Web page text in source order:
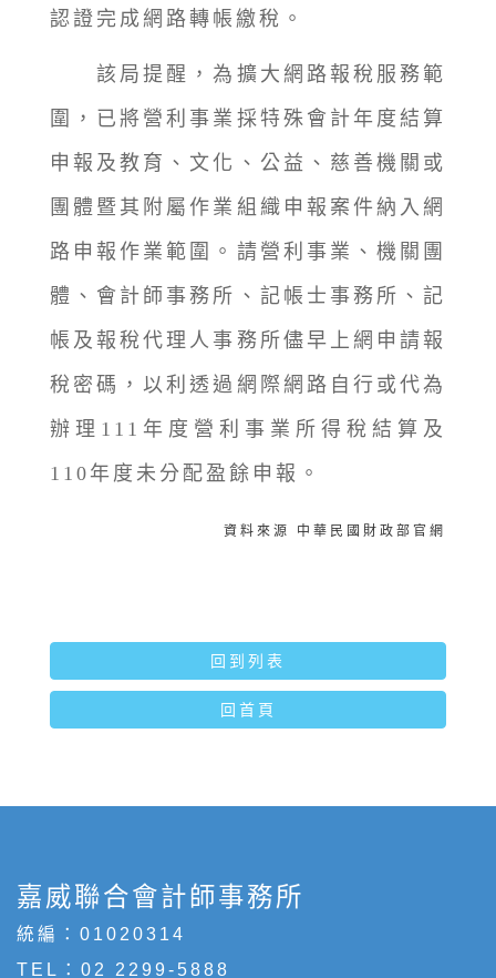
認證完成網路轉帳繳稅。
該局提醒，為擴大網路報稅服務範
圍，已將營利事業採特殊會計年度結算
申報及教育、文化、公益、慈善機關或
團體暨其附屬作業組織申報案件納入網
路申報作業範圍。請營利事業、機關團
體、會計師事務所、記帳士事務所、記
帳及報稅代理人事務所儘早上網申請報
稅密碼，以利透過網際網路自行或代為
辦理111年度營利事業所得稅結算及
110年度未分配盈餘申報。
資料來源 中華民國財政部官網
回到列表
回首頁
嘉威聯合會計師事務所
統編：01020314
TEL： 02 2299-5888